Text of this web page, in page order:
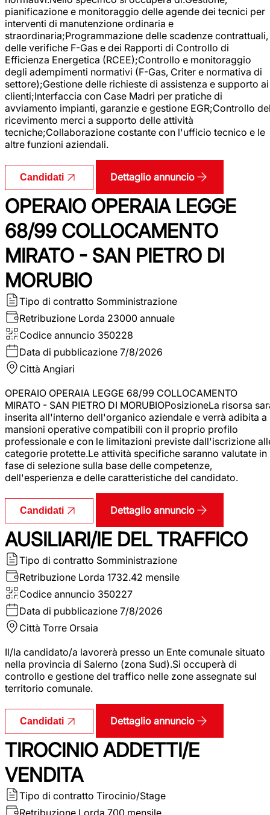
pianificazione e monitoraggio delle agende dei tecnici per
interventi di manutenzione ordinaria e
straordinaria;Programmazione delle scadenze contrattuali,
delle verifiche F-Gas e dei Rapporti di Controllo di
Efficienza Energetica (RCEE);Controllo e monitoraggio
degli adempimenti normativi (F-Gas, Criter e normativa di
settore);Gestione delle richieste di assistenza e supporto ai
clienti;Interfaccia con Case Madri per pratiche di
avviamento impianti, garanzie e gestione EGR;Controllo
ricevimento merci a supporto delle attività
tecniche;Collaborazione costante con l'ufficio tecnico e le
altre funzioni aziendali.
Candidati Dettaglio annuncio
OPERAIO OPERAIA LEGGE
68/99 COLLOCAMENTO
MIRATO - SAN PIETRO DI
MORUBIO
Tipo di contratto Somministrazione
Retribuzione Lorda 23000 annuale
Codice annuncio 350228
Data di pubblicazione 7/8/2026
Città Angiari
OPERAIO OPERAIA LEGGE 68/99 COLLOCAMENTO
MIRATO - SAN PIETRO DI MORUBIOPosizioneLa risorsa
inserita all'interno dell'organico aziendale e verrà adibita a
mansioni operative compatibili con il proprio profilo
professionale e con le limitazioni previste dall'iscrizione
categorie protette.Le attività specifiche saranno valutate in
fase di selezione sulla base delle competenze,
dell'esperienza e delle caratteristiche del candidato.
Candidati Dettaglio annuncio
AUSILIARI/IE DEL TRAFFICO
Tipo di contratto Somministrazione
Retribuzione Lorda 1732.42 mensile
Codice annuncio 350227
Data di pubblicazione 7/8/2026
Città Torre Orsaia
Il/la candidato/a lavorerà presso un Ente comunale situato
nella provincia di Salerno (zona Sud).Si occuperà di
controllo e gestione del traffico nelle zone assegnate sul
territorio comunale.
Candidati Dettaglio annuncio
TIROCINIO ADDETTI/E
VENDITA
Tipo di contratto Tirocinio/Stage
Retribuzione Lorda 700 mensile